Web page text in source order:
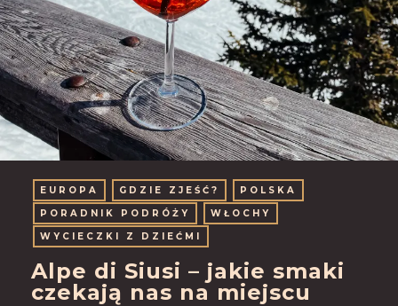
EUROPA GDZIE ZJEŚĆ?
POLSKA
PORADNIK PODRÓŻY
WŁOCHY
WYCIECZKI Z DZIEĆMI
Alpe di Siusi – jakie smaki
czekają nas na miejscu